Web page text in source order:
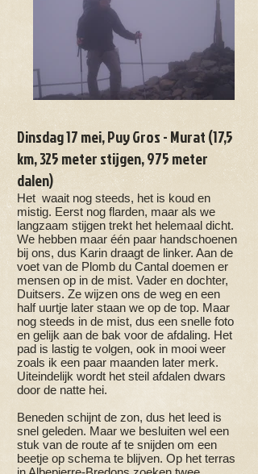
Dinsdag 17 mei, Puy Gros - Murat (17,5
km, 325 meter stijgen, 975 meter
dalen)
Het waait nog steeds, het is koud en
mistig. Eerst nog flarden, maar als we
langzaam stijgen trekt het helemaal dicht.
We hebben maar één paar handschoenen
bij ons, dus Karin draagt de linker. Aan de
voet van de Plomb du Cantal doemen er
mensen op in de mist. Vader en dochter,
Duitsers. Ze wijzen ons de weg en een
half uurtje later staan we op de top. Maar
nog steeds in de mist, dus een snelle foto
en gelijk aan de bak voor de afdaling. Het
pad is lastig te volgen, ook in mooi weer
zoals ik een paar maanden later merk.
Uiteindelijk wordt het steil afdalen dwars
door de natte hei.
Beneden schijnt de zon, dus het leed is
snel geleden. Maar we besluiten wel een
stuk van de route af te snijden om een
beetje op schema te blijven. Op het terras